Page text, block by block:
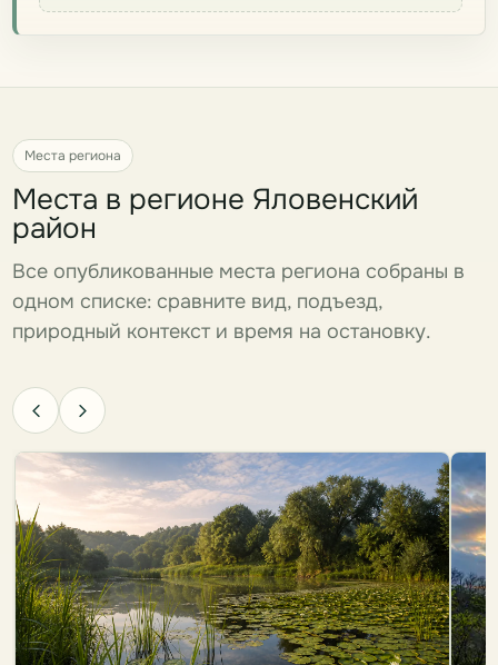
Места региона
Места в регионе Яловенский
район
Все опубликованные места региона собраны в
одном списке: сравните вид, подъезд,
природный контекст и время на остановку.